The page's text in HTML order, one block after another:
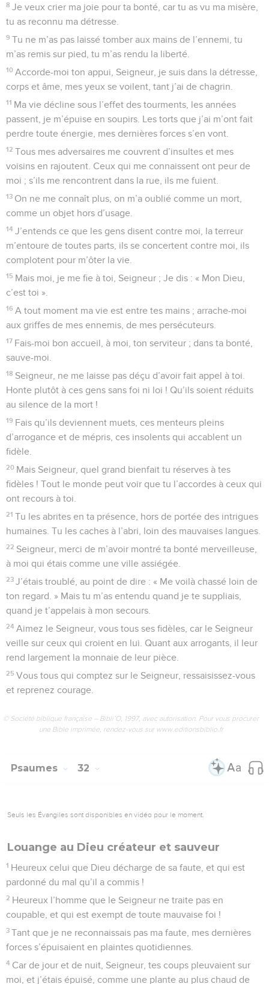
8 Je veux crier ma joie pour ta bonté, car tu as vu ma misère,
tu as reconnu ma détresse.
9 Tu ne m’as pas laissé tomber aux mains de l’ennemi, tu
m’as remis sur pied, tu m’as rendu la liberté.
10 Accorde-moi ton appui, Seigneur, je suis dans la détresse,
corps et âme, mes yeux se voilent, tant j’ai de chagrin.
11 Ma vie décline sous l’effet des tourments, les années
passent, je m’épuise en soupirs. Les torts que j’ai m’ont fait
perdre toute énergie, mes dernières forces s’en vont.
12 Tous mes adversaires me couvrent d’insultes et mes
voisins en rajoutent. Ceux qui me connaissent ont peur de
moi ; s’ils me rencontrent dans la rue, ils me fuient.
13 On ne me connaît plus, on m’a oublié comme un mort,
comme un objet hors d’usage.
14 J’entends ce que les gens disent contre moi, la terreur
m’entoure de toutes parts, ils se concertent contre moi, ils
complotent pour m’ôter la vie.
15 Mais moi, je me fie à toi, Seigneur ; Je dis : « Mon Dieu,
c’est toi ».
16 A tout moment ma vie est entre tes mains ; arrache-moi
aux griffes de mes ennemis, de mes persécuteurs.
17 Fais-moi bon accueil, à moi, ton serviteur ; dans ta bonté,
sauve-moi.
18 Seigneur, ne me laisse pas déçu d’avoir fait appel à toi.
Honte plutôt à ces gens sans foi ni loi ! Qu’ils soient réduits
au silence de la mort !
19 Fais qu’ils deviennent muets, ces menteurs pleins
d’arrogance et de mépris, ces insolents qui accablent un
fidèle.
20 Mais Seigneur, quel grand bienfait tu réserves à tes
fidèles ! Tout le monde peut voir que tu l’accordes à ceux qui
ont recours à toi.
21 Tu les abrites en ta présence, hors de portée des intrigues
humaines. Tu les caches à l’abri, loin des mauvaises langues.
22 Seigneur, merci de m’avoir montré ta bonté merveilleuse,
à moi qui étais comme une ville assiégée.
23 J’étais troublé, au point de dire : « Me voilà chassé loin de
ton regard. » Mais tu m’as entendu quand je te suppliais,
quand je t’appelais à mon secours.
24 Aimez le Seigneur, vous tous ses fidèles, car le Seigneur
veille sur ceux qui croient en lui. Quant aux arrogants, il leur
rend largement la monnaie de leur pièce.
25 Vous tous qui comptez sur le Seigneur, ressaisissez-vous
et reprenez courage.
© Société biblique française – Bibli’O, 1997, avec autorisation. Pour vous procurer
une Bible imprimée, rendez-vous sur www.editionsbiblio.fr
Psaumes 32
Seuls les Évangiles sont disponibles en vidéo pour le moment.
Louange au Dieu créateur et sauveur
1 Heureux celui que Dieu décharge de sa faute, et qui est
pardonné du mal qu’il a commis !
2 Heureux l’homme que le Seigneur ne traite pas en
coupable, et qui est exempt de toute mauvaise foi !
3 Tant que je ne reconnaissais pas ma faute, mes dernières
forces s’épuisaient en plaintes quotidiennes.
4 Car de jour et de nuit, Seigneur, tes coups pleuvaient sur
moi, et j’étais épuisé, comme une plante au plus chaud de